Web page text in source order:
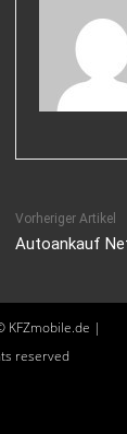
Vorheriger Artikel
Autoankauf
KFZmobile.de |
reserved